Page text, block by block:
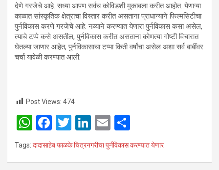
देणे गरजेचे आहे. सध्या आपण सर्वच कोविडशी मुकाबला करीत आहोत. येणाऱ्या
काळात सांस्कृतिक क्षेत्राचा विस्तार करीत असताना प्राधान्याने फिल्मसिटीचा
पुर्नविकास करणे गरजेचे आहे. नव्याने करण्यात येणारा पुर्नविकास कसा असेल,
त्याचे टप्पे कसे असतील, पुर्नविकास करीत असताना कोणत्या गोष्टी विचारात
घेतल्या जाणार आहेत, पुर्नविकासाचा टप्पा किती वर्षांचा असेल अशा सर्व बाबींवर
चर्चा यावेळी करण्यात आली.
Post Views: 474
W
h
at
F
a
ce
T
wi
tt
Li
n
ke
E
m
ail
h
ar
Tags: दादासाहेब फाळके चित्रनगरीचा पुर्नविकास करण्यात येणार